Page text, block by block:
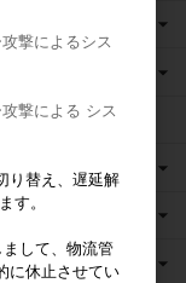
撃によるシス
撃による シス
り替え、遅延解
す。
して、物流管
に休止させてい